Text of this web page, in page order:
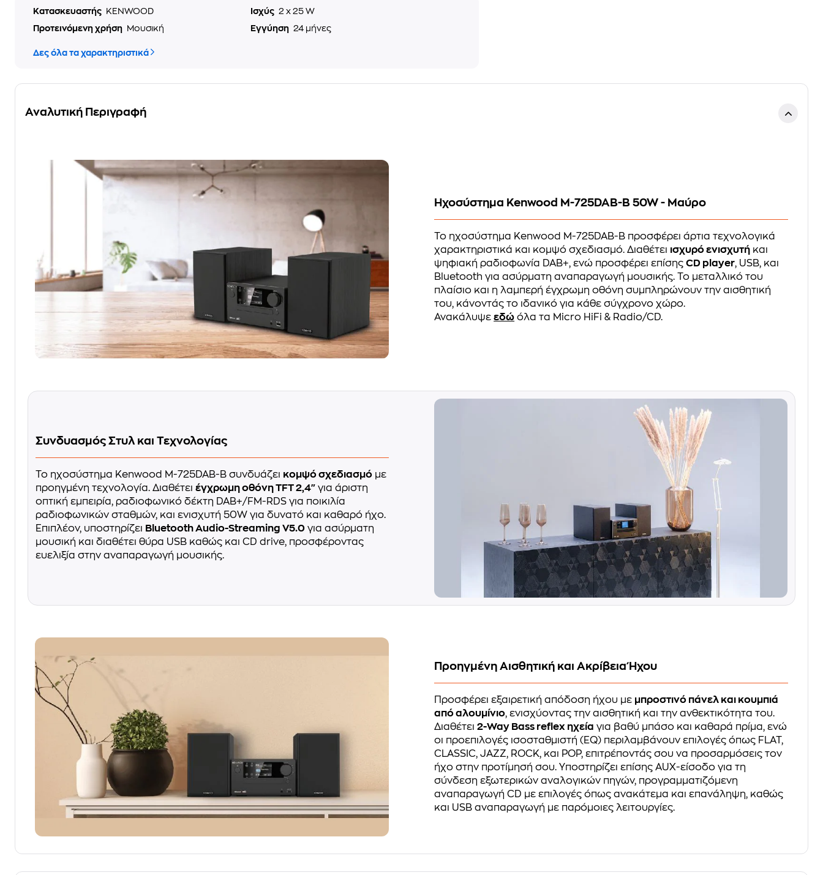
Κατασκευαστής KENWOOD Ισχύς 2 x 25 W
Προτεινόμενη χρήση
Μουσική Εγγύηση 24 μήνες
Δες όλα τα χαρακτηριστικά
Αναλυτική Περιγραφή
Ηχοσύστημα Kenwood M-725DAB-B 50W - Μαύρο
Το ηχοσύστημα Kenwood M-725DAB-B προσφέρει άρτια τεχνολογικά
χαρακτηριστικά και κομψό σχεδιασμό. Διαθέτει ισχυρό ενισχυτή και
ψηφιακή ραδιοφωνία DAB+, ενώ προσφέρει επίσηςCD player, USB, και
Bluetooth για ασύρματη αναπαραγωγή μουσικής. Το μεταλλικό του
πλαίσιο και η λαμπερή έγχρωμη οθόνη συμπληρώνουν την αισθητική
του, κάνοντάς το ιδανικό για κάθε σύγχρονο χώρο.
Ανακάλυψεεδώ όλα τα Micro HiFi & Radio/CD.
Συνδυασμός Στυλ και Τεχνολογίας
Το ηχοσύστημα Kenwood M-725DAB-B συνδυάζει κομψό σχεδιασμό με
προηγμένη τεχνολογία. Διαθέτει έγχρωμη οθόνη TFT 2,4" για άριστη
οπτική εμπειρία, ραδιοφωνικό δέκτη DAB+/FM-RDS για ποικιλία
ραδιοφωνικών σταθμών, και ενισχυτή 50W για δυνατό και καθαρό ήχο.
Επιπλέον, υποστηρίζει Bluetooth Audio-Streaming V5.0 για ασύρματη
μουσική και διαθέτει θύρα USB καθώς και CD drive, προσφέροντας
ευελιξία στην αναπαραγωγή μουσικής.
Προηγμένη Αισθητική και Ακρίβεια Ήχου
Προσφέρει εξαιρετική απόδοση ήχου με μπροστινό πάνελ και κουμπιά
από αλουμίνιο, ενισχύοντας την αισθητική και την ανθεκτικότητα του.
Διαθέτει2-Way Bass reflex ηχεία για βαθύ μπάσο και καθαρά πρίμα, ενώ
οι προεπιλογές ισοσταθμιστή (EQ) περιλαμβάνουν επιλογές όπως FLAT,
CLASSIC, JAZZ, ROCK, και POP, επιτρέποντάς σου να προσαρμόσεις τον
ήχο στην προτίμησή σου. Υποστηρίζει επίσης AUX-είσοδο για τη
σύνδεση εξωτερικών αναλογικών πηγών, προγραμματιζόμενη
αναπαραγωγή CD με επιλογές όπως ανακάτεμα και επανάληψη, καθώς
και USB αναπαραγωγή με παρόμοιες λειτουργίες.